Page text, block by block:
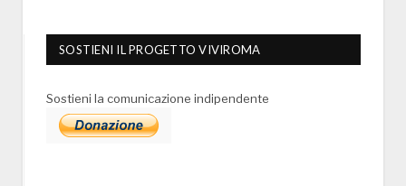
SOSTIENI IL PROGETTO VIVIROMA
Sostieni la comunicazione indipendente